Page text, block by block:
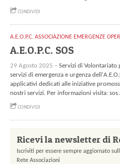
CONDIVIDI
A.E.O.P.C. ASSOCIAZIONE EMERGENZE
A.E.O.P.C. SOS
29 Agosto 2025 – Servizi di Volontariato
servizi di emergenza e urgenza
applicativi dedicati alle iniziative
nostri servizi. Per informazioni visita:
CONDIVIDI
Ricevi la newsletter di
Iscriviti per essere sempre aggiornato
Rete Associazioni